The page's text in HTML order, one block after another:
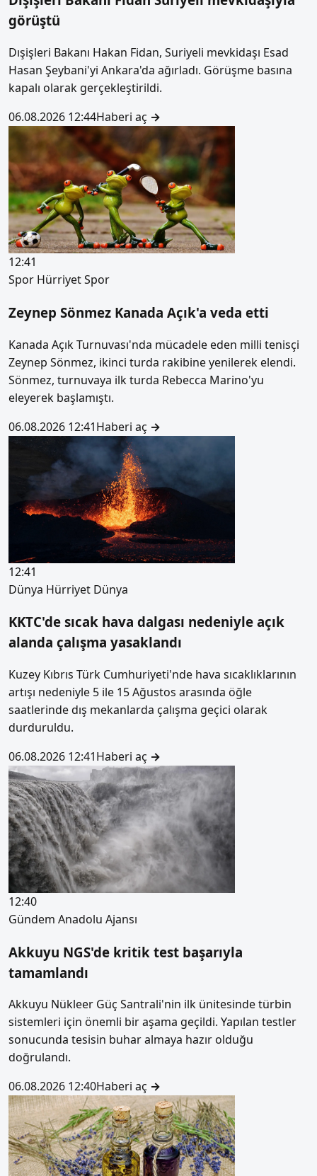
görüştü
Dışişleri Bakanı Hakan Fidan, Suriyeli mevkidaşı Esad
Hasan Şeybani'yi Ankara'da ağırladı. Görüşme basına
kapalı olarak gerçekleştirildi.
06.08.2026 12:44Haberi aç →
12:41
Spor Hürriyet Spor
Zeynep Sönmez Kanada Açık'a veda etti
Kanada Açık Turnuvası'nda mücadele eden milli tenisçi
Zeynep Sönmez, ikinci turda rakibine yenilerek elendi.
Sönmez, turnuvaya ilk turda Rebecca Marino'yu
eleyerek başlamıştı.
06.08.2026 12:41Haberi aç →
12:41
Dünya Hürriyet Dünya
KKTC'de sıcak hava dalgası nedeniyle açık
alanda çalışma yasaklandı
Kuzey Kıbrıs Türk Cumhuriyeti'nde hava sıcaklıklarının
artışı nedeniyle 5 ile 15 Ağustos arasında öğle
saatlerinde dış mekanlarda çalışma geçici olarak
durduruldu.
06.08.2026 12:41Haberi aç →
12:40
Gündem Anadolu Ajansı
Akkuyu NGS'de kritik test başarıyla
tamamlandı
Akkuyu Nükleer Güç Santrali'nin ilk ünitesinde türbin
sistemleri için önemli bir aşama geçildi. Yapılan testler
sonucunda tesisin buhar almaya hazır olduğu
doğrulandı.
06.08.2026 12:40Haberi aç →